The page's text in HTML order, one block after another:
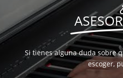
Si tienes alguna duda sobre
escoger,